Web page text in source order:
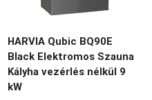
HARVIA Qubic BQ90E
Black Elektromos Szauna
Kályha vezérlés nélkül 9
kW